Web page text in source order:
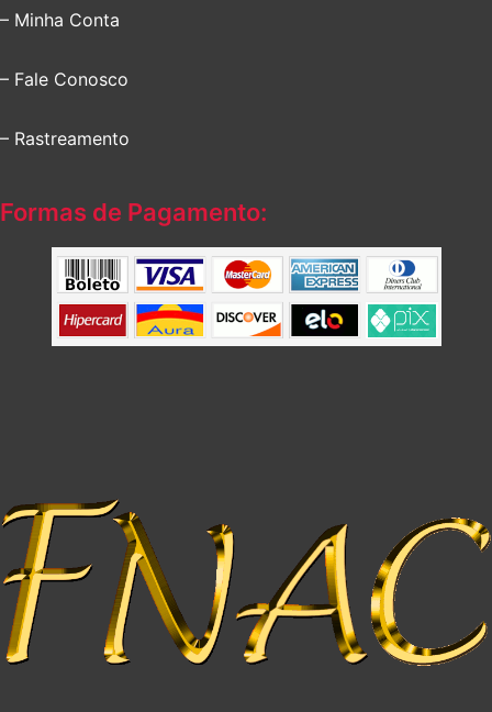
– Minha Conta
– Fale Conosco
– Rastreamento
Formas de Pagamento: